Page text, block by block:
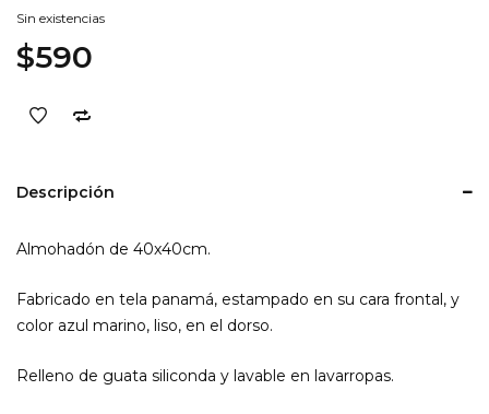
Sin existencias
$590
Descripción
Almohadón de 40x40cm.
Fabricado en tela panamá, estampado en su cara frontal, y
color azul marino, liso, en el dorso.
Relleno de guata siliconda y lavable en lavarropas.